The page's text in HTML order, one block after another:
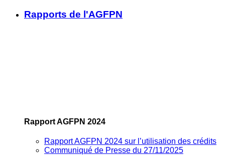
Rapports de l'AGFPN
Rapport AGFPN 2024
Rapport AGFPN 2024 sur l’utilisation des crédits
Communiqué de Presse du 27/11/2025